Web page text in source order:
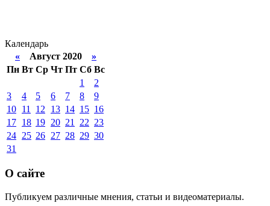
Календарь
« Август 2020 »
Пн Вт Ср Чт Пт Сб Вс
1
2
3
4 5 6 7 8
9
10 11 12 13 14 15 16
17 18 19 20 21 22 23
24 25 26 27 28 29 30
31
О сайте
Публикуем различные мнения, статьи и видеоматериалы.